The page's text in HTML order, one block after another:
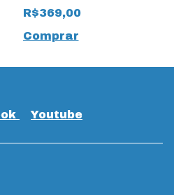
Natural 18940
Murano Ambar
R$369,00
Comprar
Youtube